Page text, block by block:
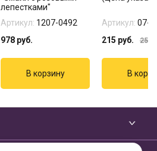
лепестками"
Артикул: 1207-0492
978 руб.
Артикул: 07-
215 руб. 255